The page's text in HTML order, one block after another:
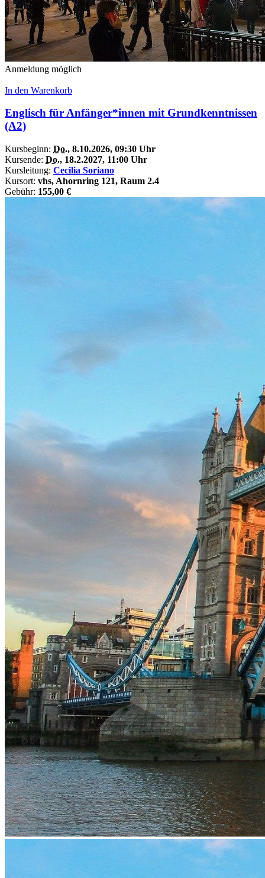
Anmeldung möglich
In den Warenkorb
Englisch für Anfänger*innen mit Grundkenntnissen
(A2)
Kursbeginn: Do., 8.10.2026, 09:30 Uhr
Kursende: Do., 18.2.2027, 11:00 Uhr
Kursleitung: Cecilia Soriano
Kursort: vhs, Ahornring 121, Raum 2.4
Gebühr: 155,00 €